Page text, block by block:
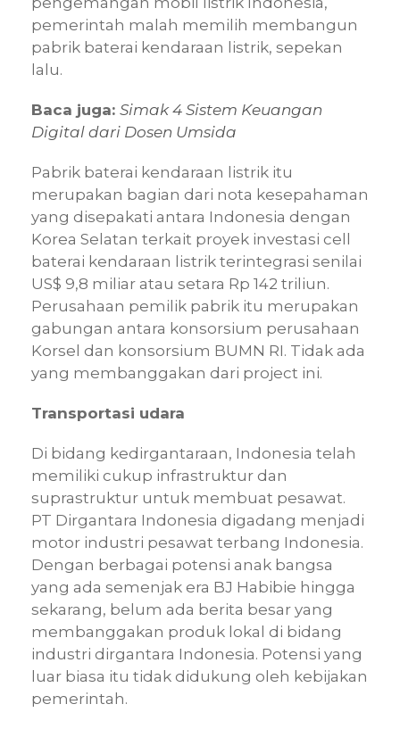
pemerintah malah memilih membangun
pabrik baterai kendaraan listrik, sepekan
lalu.
Baca juga: Simak 4 Sistem Keuangan
Digital dari Dosen Umsida
Pabrik baterai kendaraan listrik itu
merupakan bagian dari nota kesepahaman
yang disepakati antara Indonesia dengan
Korea Selatan terkait proyek investasi cell
baterai kendaraan listrik terintegrasi senilai
US$ 9,8 miliar atau setara Rp 142 triliun.
Perusahaan pemilik pabrik itu merupakan
gabungan antara konsorsium perusahaan
Korsel dan konsorsium BUMN RI. Tidak ada
yang membanggakan dari project ini.
Transportasi udara
Di bidang kedirgantaraan, Indonesia telah
memiliki cukup infrastruktur dan
suprastruktur untuk membuat pesawat.
PT Dirgantara Indonesia digadang menjadi
motor industri pesawat terbang Indonesia.
Dengan berbagai potensi anak bangsa
yang ada semenjak era BJ Habibie hingga
sekarang, belum ada berita besar yang
membanggakan produk lokal di bidang
industri dirgantara Indonesia. Potensi yang
luar biasa itu tidak didukung oleh kebijakan
pemerintah.